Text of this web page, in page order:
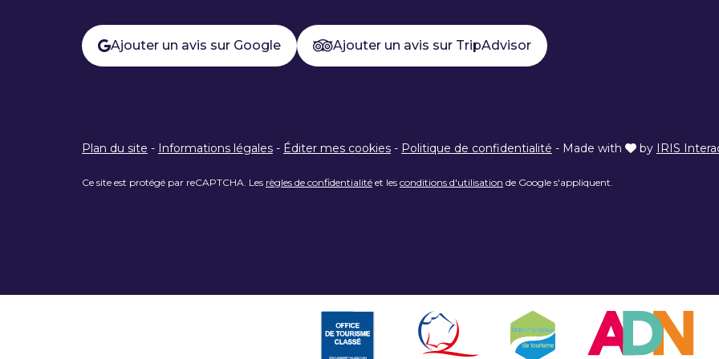
Ajouter un avis sur Google Ajouter un avis sur TripAdvisor
Plan du site - Informations légales - Éditer mes cookies - Politique de confidentialité - Made with by IRIS
Ce site est protégé par reCAPTCHA. Les règles de confidentialité et les conditions d'utilisation de Google s'appliquent.